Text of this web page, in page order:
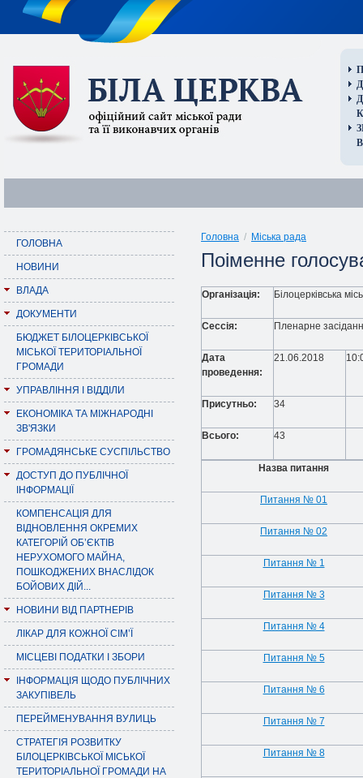
ГОЛОВНА
НОВИНИ
ВЛАДА
ДОКУМЕНТИ
БЮДЖЕТ БІЛОЦЕРКІВСЬКОЇ
МІСЬКОЇ ТЕРИТОРІАЛЬНОЇ
ГРОМАДИ
УПРАВЛІННЯ І ВІДДІЛИ
ЕКОНОМІКА ТА МІЖНАРОДНІ
ЗВ'ЯЗКИ
ГРОМАДЯНСЬКЕ СУСПІЛЬСТВО
ДОСТУП ДО ПУБЛІЧНОЇ
ІНФОРМАЦІЇ
КОМПЕНСАЦІЯ ДЛЯ
ВІДНОВЛЕННЯ ОКРЕМИХ
КАТЕГОРІЙ ОБ’ЄКТІВ
НЕРУХОМОГО МАЙНА,
ПОШКОДЖЕНИХ ВНАСЛІДОК
БОЙОВИХ ДІЙ...
НОВИНИ ВІД ПАРТНЕРІВ
ЛІКАР ДЛЯ КОЖНОЇ СІМ’Ї
МІСЦЕВІ ПОДАТКИ І ЗБОРИ
ІНФОРМАЦІЯ ЩОДО ПУБЛІЧНИХ
ЗАКУПІВЕЛЬ
ПЕРЕЙМЕНУВАННЯ ВУЛИЦЬ
СТРАТЕГІЯ РОЗВИТКУ
БІЛОЦЕРКІВСЬКОЇ МІСЬКОЇ
ТЕРИТОРІАЛЬНОЇ ГРОМАДИ НА
Головна / Міська рада
Поіменне
Організація: Білоцерківська
Сессія: Пленарне
Дата
проведення:
21.06.2018
Присутньо: 34
Всього: 43
Назва питання
Питання № 01
Питання № 02
Питання № 1
Питання № 3
Питання № 4
Питання № 5
Питання № 6
Питання № 7
Питання № 8